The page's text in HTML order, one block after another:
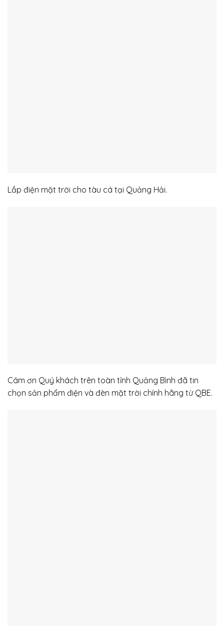
Lắp điện mặt trời cho tàu cá tại Quảng Hải.
Cám ơn Quý khách trên toàn tỉnh Quảng Bình đã tin
chọn sản phẩm điện và đèn mặt trời chính hãng từ QBE.